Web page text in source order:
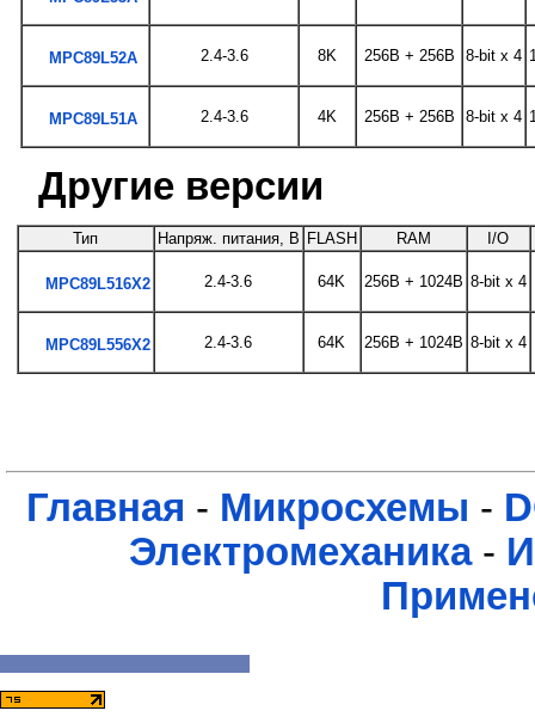
MPC89L52A 2.4-3.6 8K 256B + 256B 8-bit x 4
MPC89L51A 2.4-3.6 4K 256B + 256B 8-bit x 4
Другие версии
Тип Напряж. питания, В FLASH RAM I/O
MPC89L516X2 2.4-3.6 64K 256B + 1024B 8-bit x 4
MPC89L556X2 2.4-3.6 64K 256B + 1024B 8-bit x 4
Главная - Микросхемы -
Электромеханика-